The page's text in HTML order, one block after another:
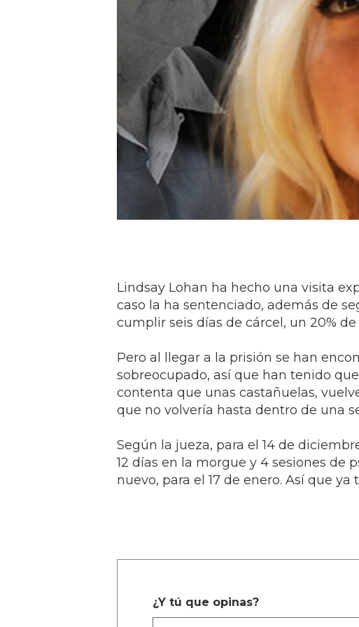
Lindsay Lohan ha hecho una visita
caso la ha sentenciado, además de
cumplir seis días de cárcel, un 20% de
Pero al llegar a la prisión se han
sobreocupado, así que han tenido
contenta que unas castañuelas,
que no volvería hasta dentro de una
Según la jueza, para el 14 de
12 días en la morgue y 4 sesiones de
nuevo, para el 17 de enero. Así que
¿Y tú que opinas?